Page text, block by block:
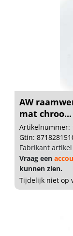
AW
mat chroo...
Artikelnummer:
Gtin:
Fabrikant
Vraag een
kunnen zien.
Tijdelijk niet op